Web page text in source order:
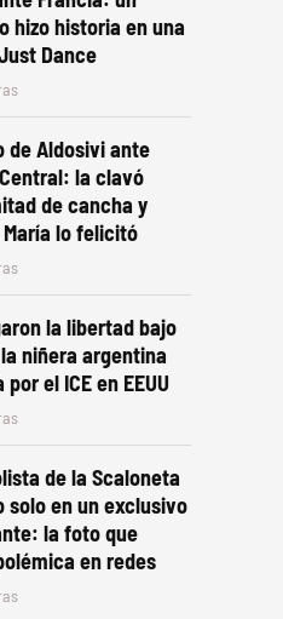
hizo historia en una
Dance
de Aldosivi ante
la clavó
de cancha y
María lo felicitó
la libertad bajo
niñera argentina
el ICE en EEUU
de la Scaloneta
solo en un exclusivo
la foto que
en redes